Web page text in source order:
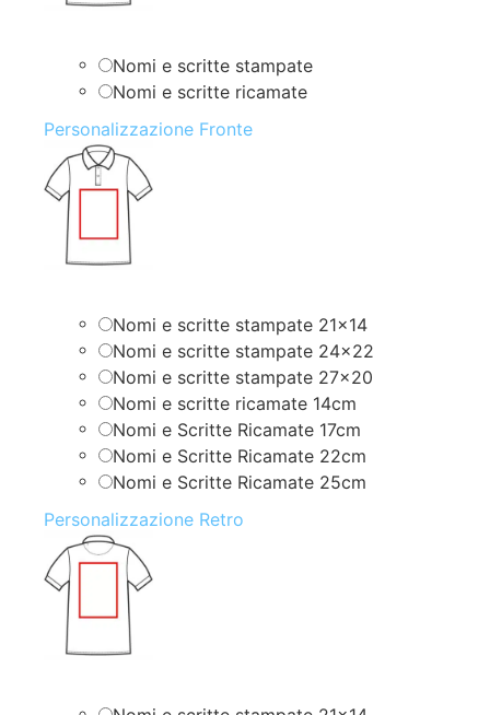
Nomi e scritte stampate
Nomi e scritte ricamate
Personalizzazione Fronte
Nomi e scritte stampate 21×14
Nomi e scritte stampate 24×22
Nomi e scritte stampate 27×20
Nomi e scritte ricamate 14cm
Nomi e Scritte Ricamate 17cm
Nomi e Scritte Ricamate 22cm
Nomi e Scritte Ricamate 25cm
Personalizzazione Retro